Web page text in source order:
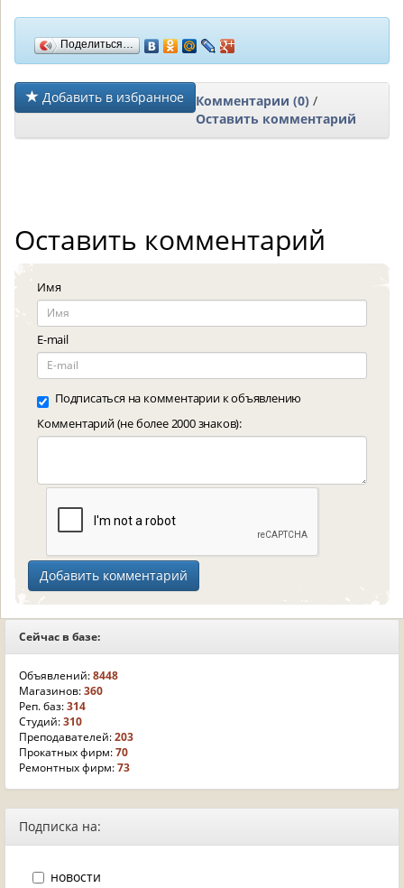
Поделиться…
Добавить в избранное Комментарии (0) /
Оставить комментарий
Оставить комментарий
Имя
E-mail
Подписаться на комментарии к объявлению
Комментарий (не более 2000 знаков):
Сейчас в базе:
Объявлений:8448
Магазинов:360
Реп. баз:314
Студий:310
Преподавателей:203
Прокатных фирм:70
Ремонтных фирм:73
Подписка на:
новости